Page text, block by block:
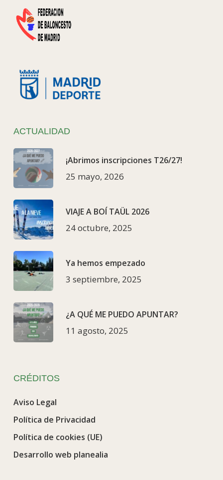
ACTUALIDAD
¡Abrimos inscripciones T26/27!
25 mayo, 2026
VIAJE A BOÍ TAÜL 2026
24 octubre, 2025
Ya hemos empezado
3 septiembre, 2025
¿A QUÉ ME PUEDO APUNTAR?
11 agosto, 2025
CRÉDITOS
Aviso Legal
Política de Privacidad
Política de cookies (UE)
Desarrollo web planealia